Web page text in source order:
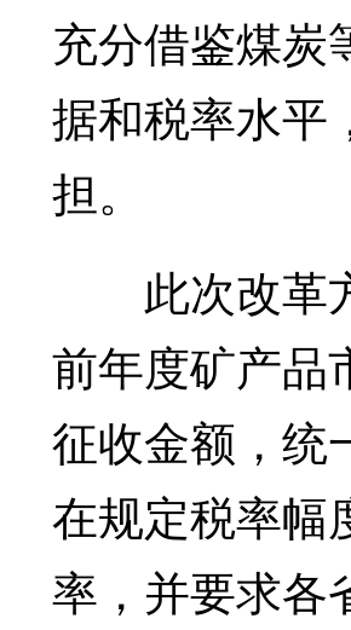
充分借鉴煤炭
据和税率水平
担。
此次改革方
前年度矿产品
征收金额，统
在规定税率幅
率，并要求各